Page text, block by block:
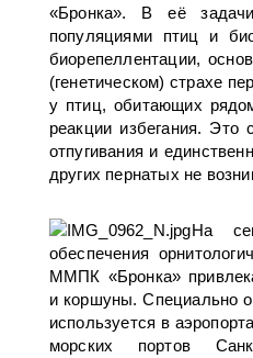
«Бронка». В её
популяциями птиц и
биорепеллентации,
(генетическом) страхе
у птиц, обитающих
реакции избегания. Это
отпугивания и
других пернатых не
На
обеспечения
ММПК «Бронка»
и коршуны. Специально
используется в
морских портов